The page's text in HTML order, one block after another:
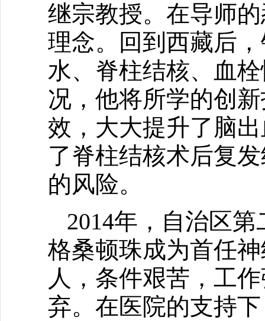
继宗教授。在导师
理念。回到西藏后
水、脊柱结核、血
况，他将所学的创
效，大大提升了脑
了脊柱结核术后复
的风险。
2014年，自治区
格桑顿珠成为首任
人，条件艰苦，工
弃。在医院的支持